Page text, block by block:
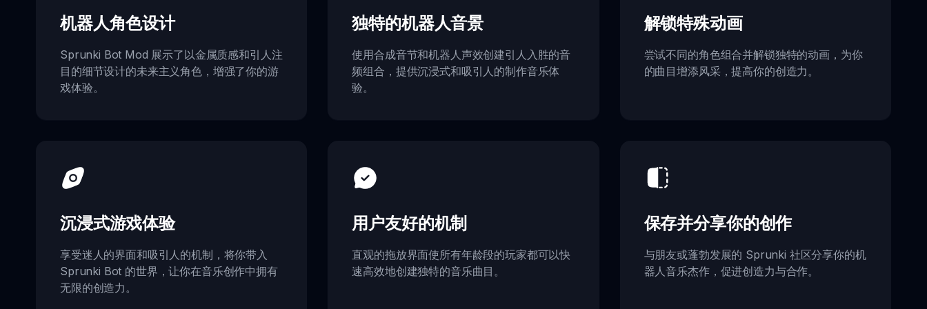
机器人角色设计
Sprunki Bot Mod 展示了以金属质感和引人注
目的细节设计的未来主义角色，增强了你的游
戏体验。
独特的机器人音景
使用合成音节和机器人声效创建引人入胜的音
频组合，提供沉浸式和吸引人的制作音乐体
验。
解锁特殊动画
尝试不同的角色组合并解锁独特的动画，为你
的曲目增添风采，提高你的创造力。
沉浸式游戏体验
享受迷人的界面和吸引人的机制，将你带入
Sprunki Bot 的世界，让你在音乐创作中拥有
无限的创造力。
用户友好的机制
直观的拖放界面使所有年龄段的玩家都可以快
速高效地创建独特的音乐曲目。
保存并分享你的创作
与朋友或蓬勃发展的 Sprunki 社区分享你的机
器人音乐杰作，促进创造力与合作。